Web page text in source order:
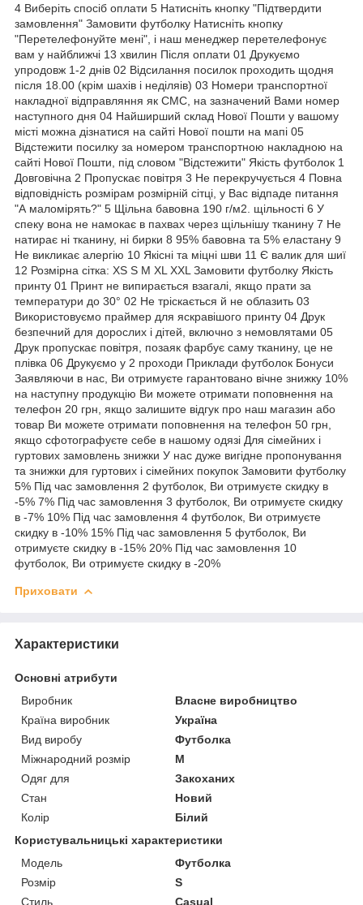
4 Виберіть спосіб оплати 5 Натисніть кнопку "Підтвердити
замовлення" Замовити футболку Натисніть кнопку
"Перетелефонуйте мені", і наш менеджер перетелефонує
вам у найближчі 13 хвилин Після оплати 01 Друкуємо
упродовж 1-2 днів 02 Відсилання посилок проходить щодня
після 18.00 (крім шахів і неділяів) 03 Номери транспортної
накладної відправляння як СМС, на зазначений Вами номер
наступного дня 04 Найширший склад Нової Пошти у вашому
місті можна дізнатися на сайті Нової пошти на мапі 05
Відстежити посилку за номером транспортною накладною на
сайті Нової Пошти, під словом "Відстежити" Якість футболок 1
Довговічна 2 Пропускає повітря 3 Не перекручується 4 Повна
відповідність розмірам розмірній сітці, у Вас відпаде питання
"А маломірять?" 5 Щільна бавовна 190 г/м2. щільності 6 У
спеку вона не намокає в пахвах через щільнішу тканину 7 Не
натирає ні тканину, ні бирки 8 95% бавовна та 5% еластану 9
Не викликає алергію 10 Якісні та міцні шви 11 Є валик для шиї
12 Розмірна сітка: XS S M XL XXL Замовити футболку Якість
принту 01 Принт не випирається взагалі, якщо прати за
температури до 30° 02 Не тріскається й не облазить 03
Використовуємо праймер для яскравішого принту 04 Друк
безпечний для дорослих і дітей, включно з немовлятами 05
Друк пропускає повітря, позаяк фарбує саму тканину, це не
плівка 06 Друкуємо у 2 проходи Приклади футболок Бонуси
Заявляючи в нас, Ви отримуєте гарантовано вічне знижку 10%
на наступну продукцію Ви можете отримати поповнення на
телефон 20 грн, якщо залишите відгук про наш магазин або
товар Ви можете отримати поповнення на телефон 50 грн,
якщо сфотографуєте себе в нашому одязі Для сімейних і
гуртових замовлень знижки У нас дуже вигідне пропонування
та знижки для гуртових і сімейних покупок Замовити футболку
5% Під час замовлення 2 футболок, Ви отримуєте скидку в
-5% 7% Під час замовлення 3 футболок, Ви отримуєте скидку
в -7% 10% Під час замовлення 4 футболок, Ви отримуєте
скидку в -10% 15% Під час замовлення 5 футболок, Ви
отримуєте скидку в -15% 20% Під час замовлення 10
футболок, Ви отримуєте скидку в -20%
Приховати
Характеристики
Основні атрибути
Виробник
Власне виробництво
Країна виробник
Україна
Вид виробу
Футболка
Міжнародний розмір
M
Одяг для
Закоханих
Стан
Новий
Колір
Білий
Користувальницькі характеристики
Мoдель
Футболка
Розмір
S
Стиль
Casual